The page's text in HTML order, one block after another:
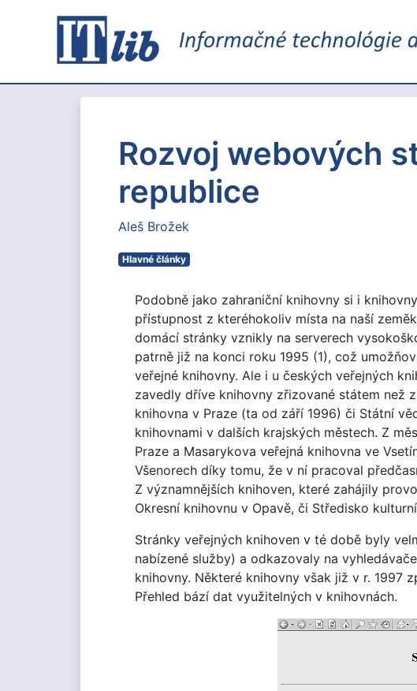
Rozvoj webových
republice
Aleš Brožek
Hlavné články
Podobně jako zahraniční knihovny si i
přístupnost z kteréhokoliv místa na naší
domácí stránky vznikly na serverech
patrně již na konci roku 1995 (1), což
veřejné knihovny. Ale i u českých veřejných
zavedly dříve knihovny zřizované státem než
knihovna v Praze (ta od září 1996) či Státní
knihovnami v dalších krajských městech. Z
Praze a Masarykova veřejná knihovna ve
Všenorech díky tomu, že v ní pracoval
Z významnějších knihoven, které zahájily
Okresní knihovnu v Opavě, či Středisko
Stránky veřejných knihoven v té době byly
nabízené služby) a odkazovaly na
knihovny. Některé knihovny však již v r. 1997
Přehled bází dat využitelných v knihovnách.